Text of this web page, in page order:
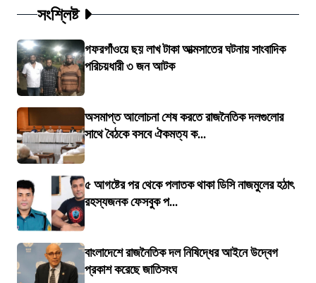
সংশ্লিষ্ট
গফরগাঁওয়ে ছয় লাখ টাকা আত্মসাতের ঘটনায় সাংবাদিক
পরিচয়ধারী ৩ জন আটক
অসমাপ্ত আলোচনা শেষ করতে রাজনৈতিক দলগুলোর
সাথে বৈঠকে বসবে ঐকমত্য ক...
৫ আগষ্টের পর থেকে পলাতক থাকা ডিসি নাজমুলের হঠাৎ
রহস্যজনক ফেসবুক প...
বাংলাদেশে রাজনৈতিক দল নিষিদ্ধের আইনে উদ্বেগ
প্রকাশ করেছে জাতিসংঘ